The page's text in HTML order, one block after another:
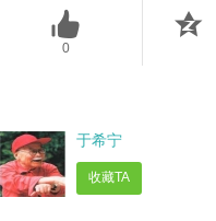
0
于希宁
收藏TA